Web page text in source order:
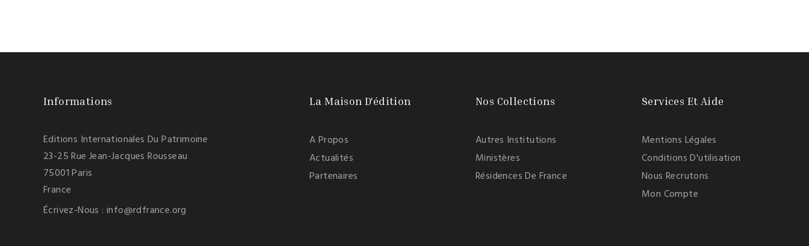
Informations
Editions Internationales Du Patrimoine
23-25 Rue Jean-Jacques Rousseau
75001 Paris
France
Écrivez-Nous :info@rdfrance.org
La Maison D'édition
A Propos
Actualités
Partenaires
Nos Collections
Autres Institutions
Ministères
Résidences De France
Services Et Aide
Mentions Légales
Conditions D'utilisation
Nous Recrutons
Mon Compte